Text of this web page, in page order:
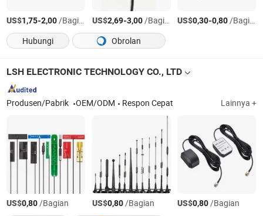
US$1,75-2,00/Bagian US$2,69-3,00/Bagian US$0,30-0,80/Bagian
Hubungi
Obrolan
LSH ELECTRONIC TECHNOLOGY CO., LTD
Produsen/Pabrik OEM/ODM Respon Cepat Lainnya +
US$0,80/Bagian US$0,80/Bagian US$0,80/Bagian